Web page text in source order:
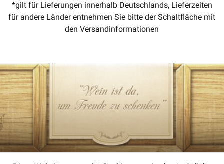
*gilt für Lieferungen innerhalb Deutschlands, Lieferzeiten
für andere Länder entnehmen Sie bitte der Schaltfläche mit
den Versandinformationen